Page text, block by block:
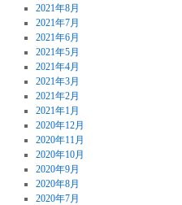
2021年8月
2021年7月
2021年6月
2021年5月
2021年4月
2021年3月
2021年2月
2021年1月
2020年12月
2020年11月
2020年10月
2020年9月
2020年8月
2020年7月